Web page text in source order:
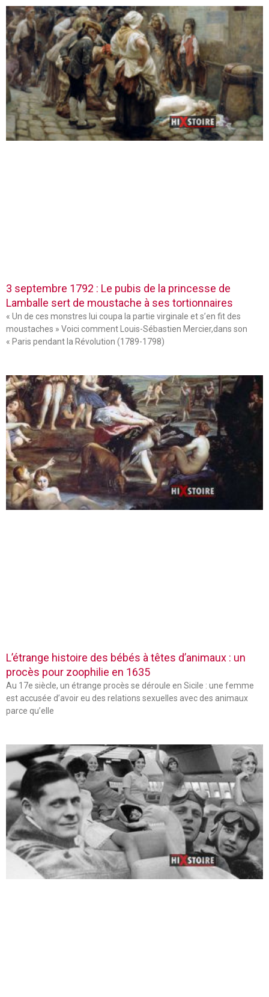
3 septembre 1792 : Le pubis de la princesse de
Lamballe sert de moustache à ses tortionnaires
« Un de ces monstres lui coupa la partie virginale et s’en fit des
moustaches » Voici comment Louis-Sébastien Mercier,dans son
« Paris pendant la Révolution (1789-1798)
L’étrange histoire des bébés à têtes d’animaux : un
procès pour zoophilie en 1635
Au 17e siècle, un étrange procès se déroule en Sicile : une femme
est accusée d’avoir eu des relations sexuelles avec des animaux
parce qu’elle